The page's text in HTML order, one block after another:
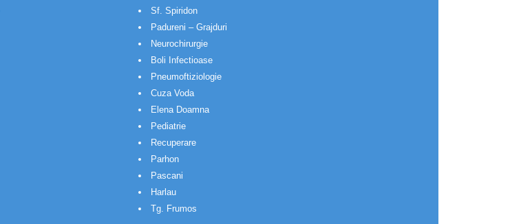
Sf. Spiridon
Padureni – Grajduri
Neurochirurgie
Boli Infectioase
Pneumoftiziologie
Cuza Voda
Elena Doamna
Pediatrie
Recuperare
Parhon
Pascani
Harlau
Tg. Frumos